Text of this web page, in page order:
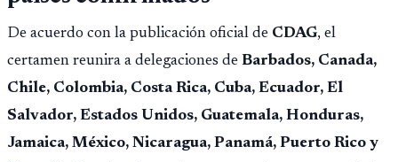
De acuerdo con la publicación oficial de CDAG, el
certamen reunira a delegaciones de Barbados, Canada,
Chile, Colombia, Costa Rica, Cuba, Ecuador, El
Salvador, Estados Unidos, Guatemala, Honduras,
Jamaica, México, Nicaragua, Panamá, Puerto Rico y